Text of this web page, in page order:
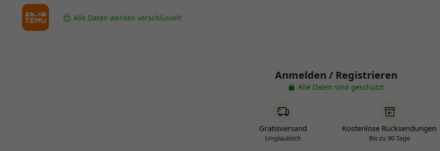
Alle Daten werden verschlüsselt
Anmelden / Registrieren
Alle Daten sind geschützt
Gratisversand
Unglaublich
Kostenlose Rücksendungen
Bis zu 90 Tage